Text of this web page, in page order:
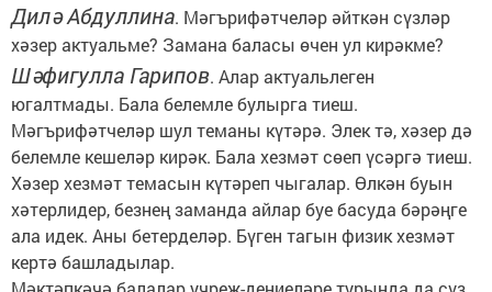
Дилә Абдуллина. Мәгърифәтчеләр әйткән сүзләр
хәзер актуальме? Замана баласы өчен ул кирәкме?
Шәфигулла Гарипов. Алар актуальлеген
югалтмады. Бала белемле булырга тиеш.
Мәгърифәтчеләр шул теманы күтәрә. Элек тә, хәзер дә
белемле кешеләр кирәк. Бала хезмәт сөеп үсәргә тиеш.
Хәзер хезмәт темасын күтәреп чыгалар. Өлкән буын
хәтерлидер, безнең заманда айлар буе басуда бәрәңге
ала идек. Аны бетерделәр. Бүген тагын физик хезмәт
кертә башладылар.